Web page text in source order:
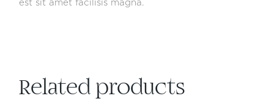
est sit amet facilisis magna.
Related products